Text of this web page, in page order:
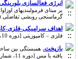
انرژی فعالسازی
گرماسنجی روبشی تفاضلی (DSC) [دوره 9، شماره 2]
اهداف سرامیکی-فلزی-
فلزی – کامپوزیتی [دوره 10، شماره 3]
بازپخت. همبستگی بین
یافته با مس [دوره 11، شماره 2]